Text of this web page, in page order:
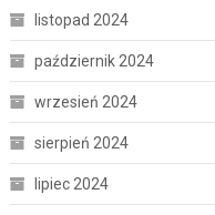
listopad 2024
październik 2024
wrzesień 2024
sierpień 2024
lipiec 2024